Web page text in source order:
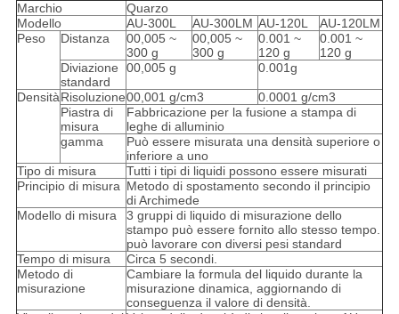
Marchio
Quarzo
Modello
AU-300L AU-300LM AU-120L
AU-120LM
Peso
Distanza
00,005 ~
300 g
00,005 ~
300 g
0.001 ~
120 g
0.001 ~
120 g
Diviazione
standard
00,005 g 0.001g
DensitàRisoluzione00,001 g/cm3
0.0001 g/cm3
Piastra di
misura
Fabbricazione per la fusione a stampa di
leghe di alluminio
gamma
Può essere misurata una densità superiore o
inferiore a uno
Tipo di misura
Tutti i tipi di liquidi possono essere misurati
Principio di misura Metodo di spostamento secondo il principio
di Archimede
Modello di misura
3 gruppi di liquido di misurazione dello
stampo può essere fornito allo stesso tempo.
può lavorare con diversi pesi standard
Tempo di misura
Circa 5 secondi.
Metodo di
misurazione
Cambiare la formula del liquido durante la
misurazione dinamica, aggiornando di
conseguenza il valore di densità.